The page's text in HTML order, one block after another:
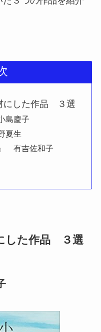
にした作品 ３選
島慶子
夏生
有吉佐和子
した作品 ３選